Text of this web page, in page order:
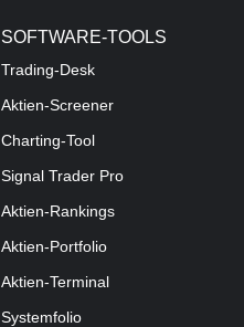
SOFTWARE-TOOLS
Trading-Desk
Aktien-Screener
Charting-Tool
Signal Trader Pro
Aktien-Rankings
Aktien-Portfolio
Aktien-Terminal
Systemfolio